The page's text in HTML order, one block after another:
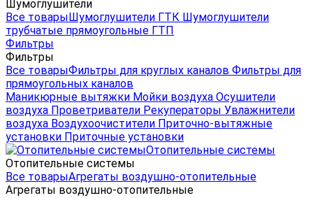
Шумоглушители
Все товарыШумоглушители ГТК Шумоглушители
трубчатые прямоугольные ГТП
Фильтры
Фильтры
Все товарыФильтры для круглых каналов Фильтры для
прямоугольных каналов
Маникюрные вытяжки Мойки воздуха Осушители
воздуха Проветриватели Рекуператоры Увлажнители
воздуха Воздухоочистители Приточно-вытяжные
установки Приточные установки
Отопительные системы
Отопительные системы
Все товарыАгрегаты воздушно-отопительные
Агрегаты воздушно-отопительные